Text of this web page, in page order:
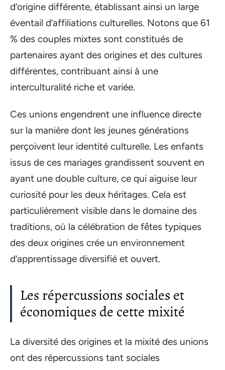
d’origine différente, établissant ainsi un large
éventail d’affiliations culturelles. Notons que 61
% des couples mixtes sont constitués de
partenaires ayant des origines et des cultures
différentes, contribuant ainsi à une
interculturalité riche et variée.
Ces unions engendrent une influence directe
sur la manière dont les jeunes générations
perçoivent leur identité culturelle. Les enfants
issus de ces mariages grandissent souvent en
ayant une double culture, ce qui aiguise leur
curiosité pour les deux héritages. Cela est
particulièrement visible dans le domaine des
traditions, où la célébration de fêtes typiques
des deux origines crée un environnement
d’apprentissage diversifié et ouvert.
Les répercussions sociales et
économiques de cette mixité
La diversité des origines et la mixité des unions
ont des répercussions tant sociales